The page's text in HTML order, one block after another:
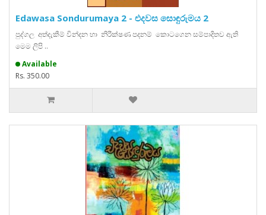
Edawasa Sondurumaya 2 - එදවස සොඳුරුමය 2
පුද්ගල අත්දැකීම් වින්දන හා නිරීක්ෂණ පදනම් කොටගෙන සම්පාදිතව ඇති
මෙම ලිපි ..
Available
Rs. 350.00